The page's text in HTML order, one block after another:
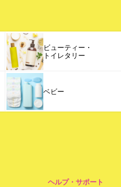
ビューティー・
トイレタリー
ベビー
ヘルプ・サポート